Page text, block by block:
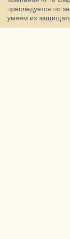
преследуется по
умеем их